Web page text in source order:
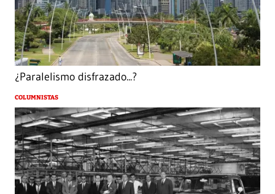
¿Paralelismo disfrazado...?
COLUMNISTAS